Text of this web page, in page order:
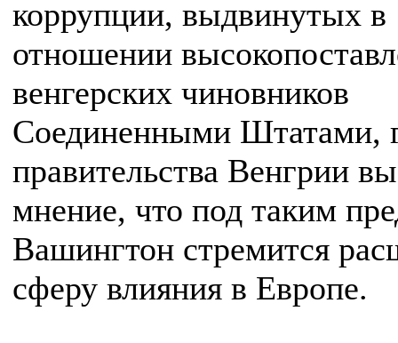
коррупции, выдвинутых в
отношении
венгерских чиновников
Соединенными Штатами,
правительства Венгрии
мнение, что под таким
Вашингтон стремится
сферу влияния в Европе.